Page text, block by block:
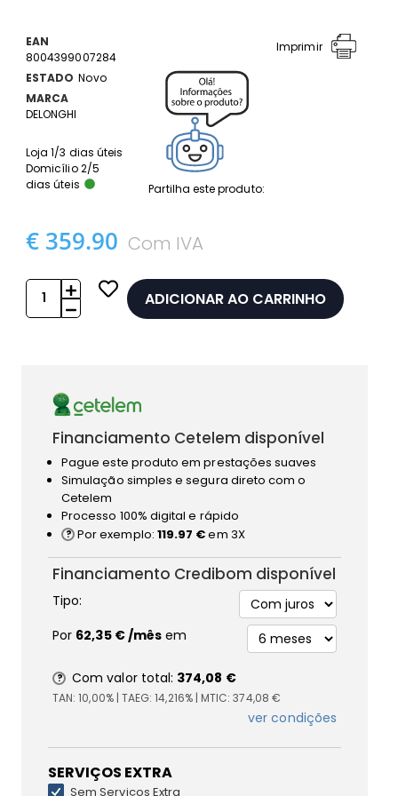
EAN
8004399007284
ESTADO Novo
MARCA
DELONGHI
Loja 1/3 dias úteis
Domicílio 2/5
dias úteis
Imprimir
Partilha este produto:
€ 359.90 Com IVA
ADICIONAR AO CARRINHO
Financiamento Cetelem disponível
Pague este produto em prestações suaves
Simulação simples e segura direto com o
Cetelem
Processo 100% digital e rápido
Por exemplo: 119.97 €em 3X
Financiamento Credibom disponível
Tipo:
Por 62,35 €/mês em
Com valor total: 374,08 €
TAN:10,00%| TAEG:14,216%| MTIC:374,08 €
ver condições
SERVIÇOS EXTRA
Sem Serviços Extra